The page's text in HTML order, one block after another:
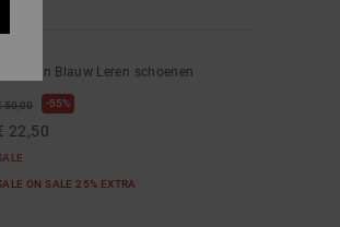
Kinderen Blauw Leren schoenen
50,00 55%
22,50
ON SALE 25% EXTRA